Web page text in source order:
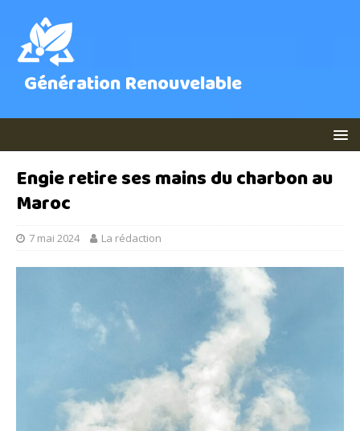
Génération Renouvelable
Engie retire ses mains du charbon au
Maroc
7 mai 2024 La rédaction